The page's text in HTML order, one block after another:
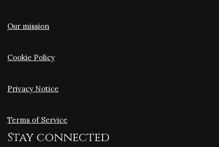
Our mission
Cookie Policy
Privacy Notice
Terms of Service
Stay connected